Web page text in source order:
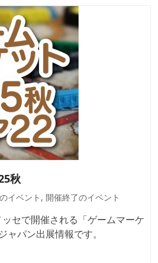
秋
イベント , 開催終了のイベント
セで開催される「ゲームマーケ
ャパン出展情報です。